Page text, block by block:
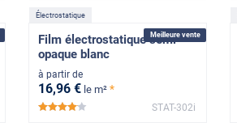
Meilleure vente
Électrostatique
Film électrostatique semi-
opaque blanc
à partir de
16,96 € le m² *
*****
STAT-302i